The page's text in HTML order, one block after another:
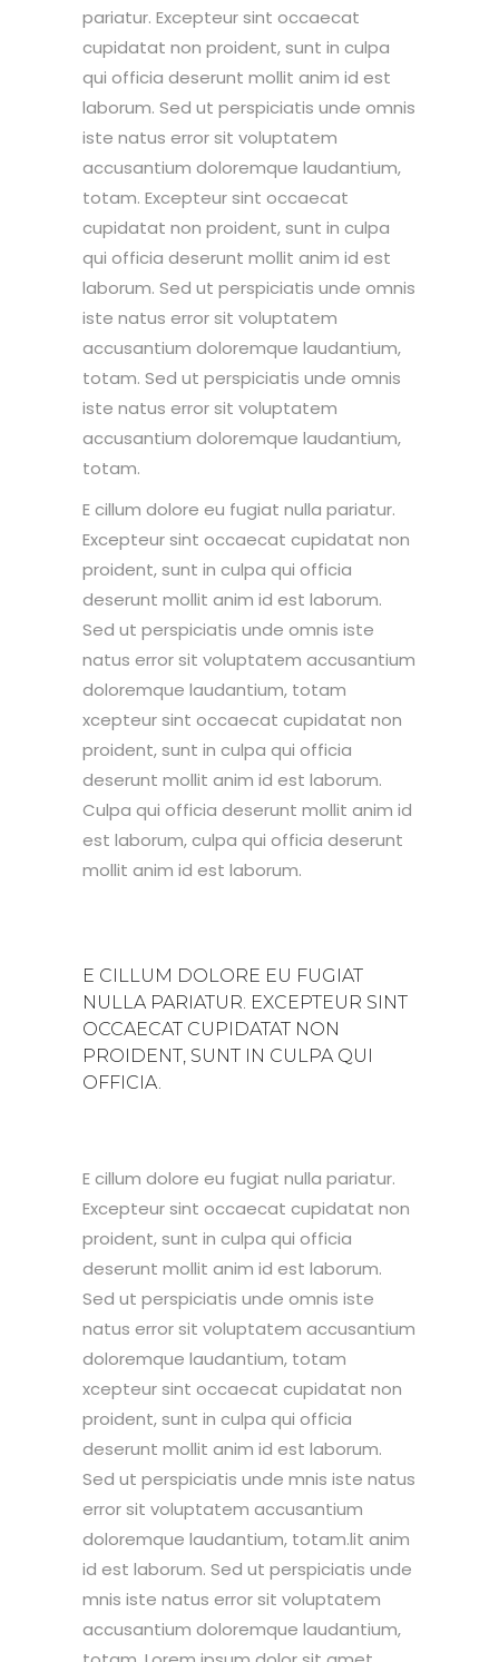
pariatur. Excepteur sint occaecat
cupidatat non proident, sunt in culpa
qui officia deserunt mollit anim id est
laborum. Sed ut perspiciatis unde omnis
iste natus error sit voluptatem
accusantium doloremque laudantium,
totam. Excepteur sint occaecat
cupidatat non proident, sunt in culpa
qui officia deserunt mollit anim id est
laborum. Sed ut perspiciatis unde omnis
iste natus error sit voluptatem
accusantium doloremque laudantium,
totam. Sed ut perspiciatis unde omnis
iste natus error sit voluptatem
accusantium doloremque laudantium,
totam.
E cillum dolore eu fugiat nulla pariatur.
Excepteur sint occaecat cupidatat non
proident, sunt in culpa qui officia
deserunt mollit anim id est laborum.
Sed ut perspiciatis unde omnis iste
natus error sit voluptatem accusantium
doloremque laudantium, totam
xcepteur sint occaecat cupidatat non
proident, sunt in culpa qui officia
deserunt mollit anim id est laborum.
Culpa qui officia deserunt mollit anim id
est laborum, culpa qui officia deserunt
mollit anim id est laborum.
E CILLUM DOLORE EU FUGIAT
NULLA PARIATUR. EXCEPTEUR SINT
OCCAECAT CUPIDATAT NON
PROIDENT, SUNT IN CULPA QUI
OFFICIA.
E cillum dolore eu fugiat nulla pariatur.
Excepteur sint occaecat cupidatat non
proident, sunt in culpa qui officia
deserunt mollit anim id est laborum.
Sed ut perspiciatis unde omnis iste
natus error sit voluptatem accusantium
doloremque laudantium, totam
xcepteur sint occaecat cupidatat non
proident, sunt in culpa qui officia
deserunt mollit anim id est laborum.
Sed ut perspiciatis unde mnis iste natus
error sit voluptatem accusantium
doloremque laudantium, totam.lit anim
id est laborum. Sed ut perspiciatis unde
mnis iste natus error sit voluptatem
accusantium doloremque laudantium,